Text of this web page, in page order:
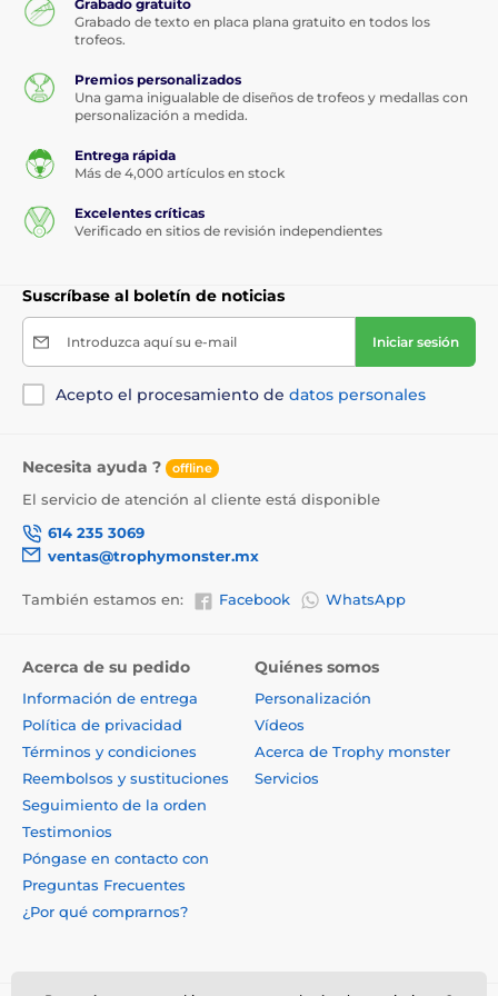
Grabado: N/A
El producto aparece en las categorías
Medallas a medida
Grabado gratuito
Grabado de texto en placa plana gratuito en todos los
trofeos.
Premios personalizados
Una gama inigualable de diseños de trofeos y medallas con
personalización a medida.
Entrega rápida
Más de 4,000 artículos en stock
Excelentes críticas
Verificado en sitios de revisión independientes
Suscríbase al boletín de noticias
Introduzca aquí su e-mail Iniciar sesión
Acepto el procesamiento de datos personales
Necesita ayuda ? offline
El servicio de atención al cliente está disponible
614 235 3069
ventas@trophymonster.mx
También estamos en: Facebook WhatsApp
Acerca de su pedido
Información de entrega
Política de privacidad
Términos y condiciones
Reembolsos y sustituciones
Seguimiento de la orden
Testimonios
Póngase en contacto con
Preguntas Frecuentes
¿Por qué comprarnos?
Quiénes somos
Personalización
Vídeos
Acerca de Trophy monster
Servicios